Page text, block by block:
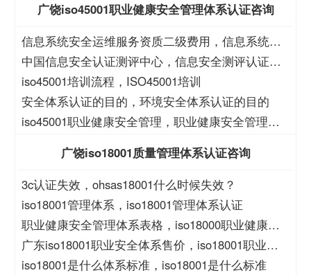
广饶iso45001职业健康安全管理体系认证咨询
信息系统安全运维服务资质二级费用，信息系统安
全运维服务资质二级
中国信息安全认证测评中心，信息安全测评认证中
心
iso45001培训流程，ISO45001培训
安全体系认证的目的，环境安全体系认证的目的
iso45001职业健康安全管理，职业健康安全管理
广饶iso18001质量管理体系认证咨询
3c认证失效，ohsas18001什么时候失效？
iso18001管理体系，iso18001管理体系认证
职业健康安全管理体系表格，iso18000职业健康安
全管理体系表格
广东iso18001职业安全体系售价，iso18001职业安
全体系售价
iso18001是什么体系标准，iso18001是什么标准